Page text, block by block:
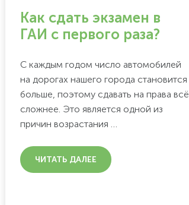
Как сдать экзамен в
ГАИ с первого раза?
С каждым годом число автомобилей
на дорогах нашего города становится
больше, поэтому сдавать на права всё
сложнее. Это является одной из
причин возрастания …
ЧИТАТЬ ДАЛЕЕ